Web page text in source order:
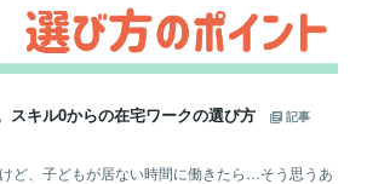
スキル0からの在宅ワークの選び方
記事
ど、子どもが居ない時間に働きたら…そう思うあ